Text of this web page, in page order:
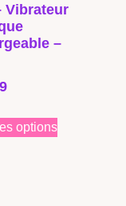
Vibrateur
–
options